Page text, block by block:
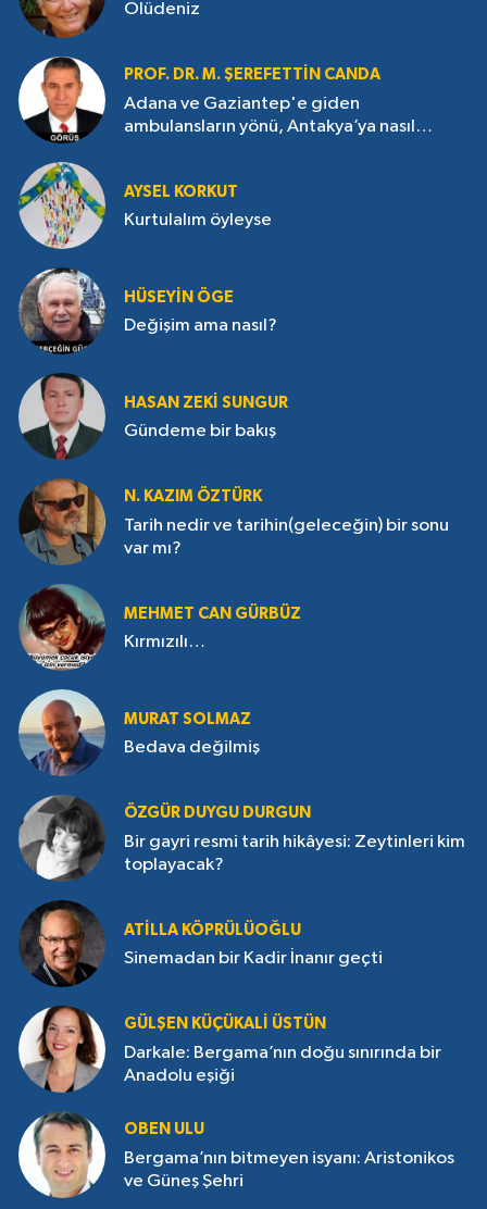
Ölüdeniz
PROF. DR. M. ŞEREFETTIN CANDA
Adana ve Gaziantep'e giden
ambulansların yönü, Antakya’ya nasıl
AYSEL KORKUT
Kurtulalım öyleyse
HÜSEYIN ÖGE
Değişim ama nasıl?
HASAN ZEKI SUNGUR
Gündeme bir bakış
N. KAZIM ÖZTÜRK
Tarih nedir ve tarihin(geleceğin) bir sonu
var mı?
MEHMET CAN GÜRBÜZ
Kırmızılı…
MURAT SOLMAZ
Bedava değilmiş
ÖZGÜR DUYGU DURGUN
Bir gayri resmi tarih hikâyesi: Zeytinleri kim
toplayacak?
ATILLA KÖPRÜLÜOĞLU
Sinemadan bir Kadir İnanır geçti
GÜLŞEN KÜÇÜKALI ÜSTÜN
Darkale: Bergama’nın doğu sınırında bir
Anadolu eşiği
OBEN ULU
Bergama’nın bitmeyen isyanı: Aristonikos
ve Güneş Şehri